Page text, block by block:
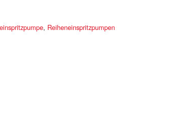
, Reiheneinspritzpumpen